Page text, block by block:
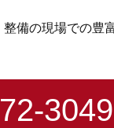
備の現場での豊
3049